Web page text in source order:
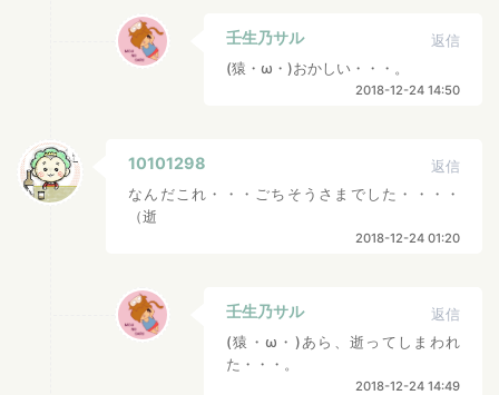
壬生乃サル
返信
(猿・ω・)おかしい・・・。
2018-12-24 14:50
10101298
返信
なんだこれ・・・ごちそうさまでした・・・・
（逝
2018-12-24 01:20
壬生乃サル
返信
(猿・ω・)あら、逝ってしまわれ
た・・・。
2018-12-24 14:49